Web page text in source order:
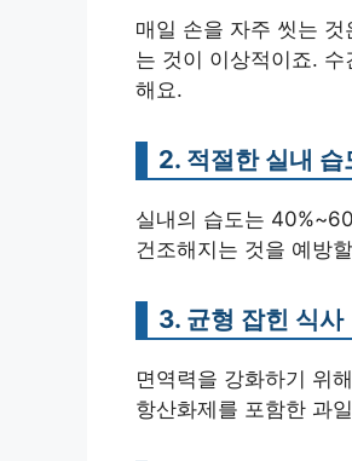
매일 손을 자주 씻는
는 것이 이상적이죠.
해요.
2. 적절한 실내 습
실내의 습도는
건조해지는 것을 예방
3. 균형 잡힌 식사
면역력을 강화하기 위
항산화제를 포함한 과